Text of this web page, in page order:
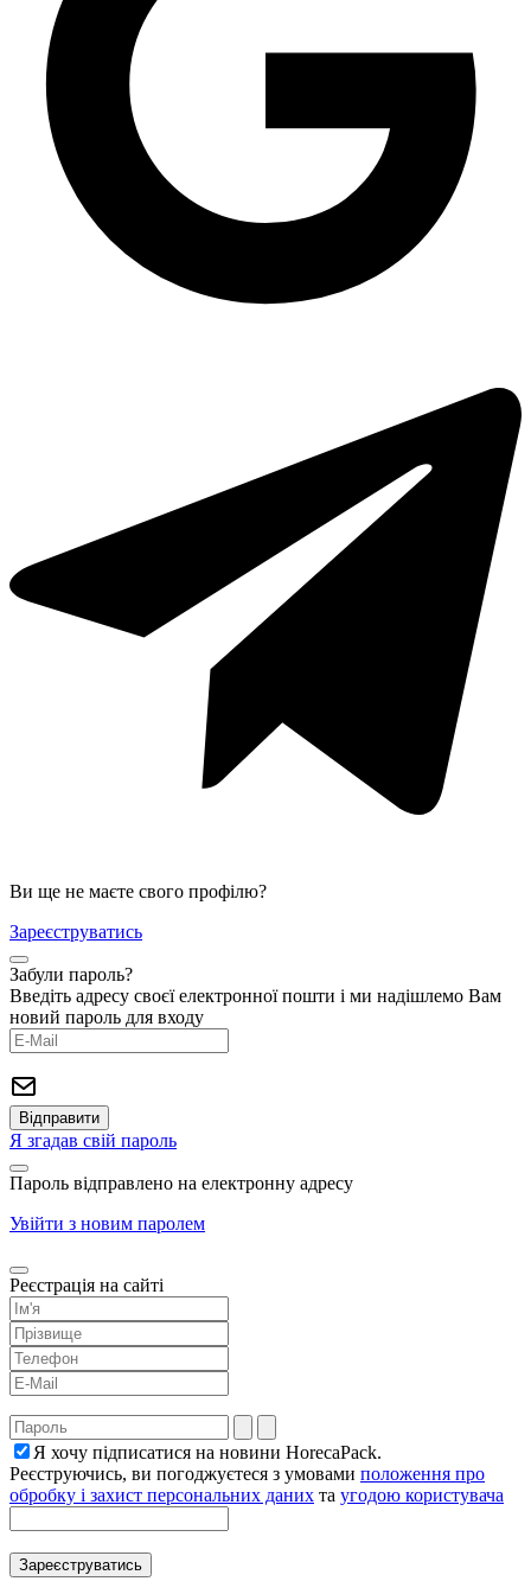
Пакет крафт оптом
Засіб для видалення жиру з плити
Купити одноразові столові прибори
Одноразові стакани
Ложка одноразова Стандарт столова чорна, 50 шт/уп
Одноразовий поліетиленовий фартух ПЕ 110х70см, 100 шт/уп
Ви ще не маєте свого профілю?
Зареєструватись
Забули пароль?
Введіть адресу своєї електронної пошти і ми надішлемо Вам
новий пароль для входу
Я згадав свій пароль
Пароль відправлено на електронну адресу
Увійти з новим паролем
Реєстрація на сайті
Я хочу підписатися на новини HorecaPack.
Реєструючись, ви погоджуєтеся з умовами положення про
обробку і захист персональних даних та угодою користувача